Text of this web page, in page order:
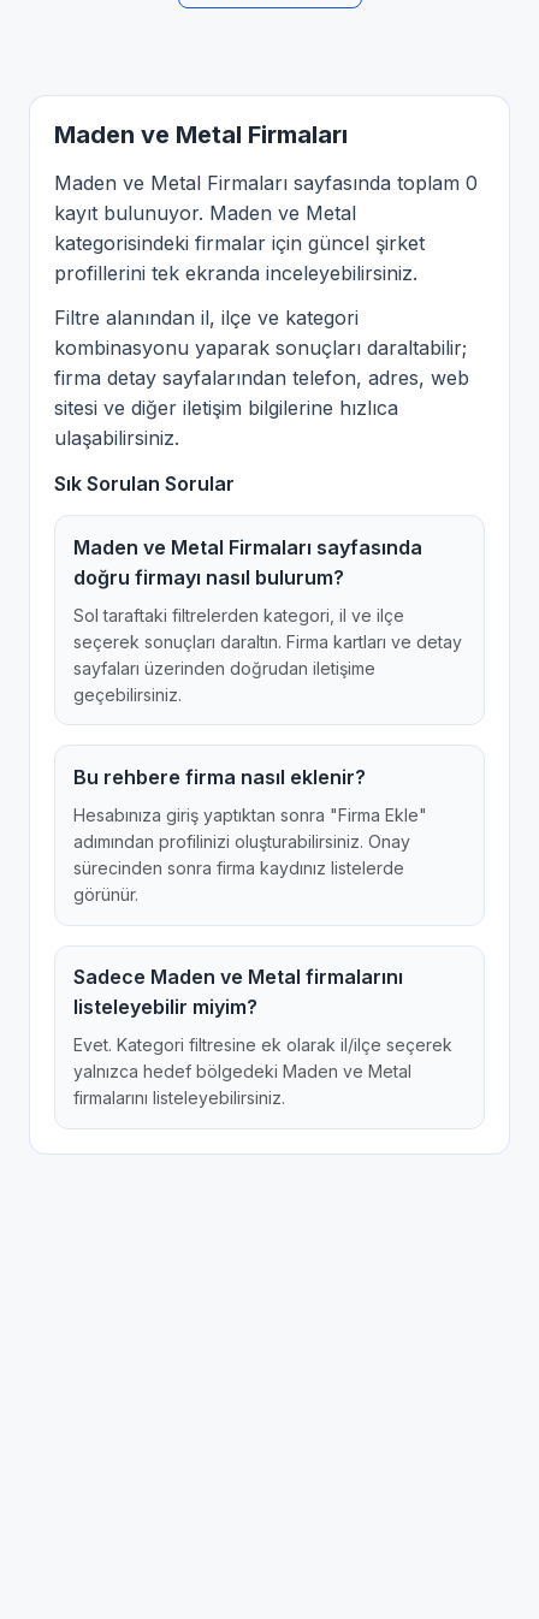
Maden ve Metal Firmaları
Maden ve Metal Firmaları sayfasında toplam 0
kayıt bulunuyor. Maden ve Metal
kategorisindeki firmalar için güncel şirket
profillerini tek ekranda inceleyebilirsiniz.
Filtre alanından il, ilçe ve kategori
kombinasyonu yaparak sonuçları daraltabilir;
firma detay sayfalarından telefon, adres, web
sitesi ve diğer iletişim bilgilerine hızlıca
ulaşabilirsiniz.
Sık Sorulan Sorular
Maden ve Metal Firmaları sayfasında
doğru firmayı nasıl bulurum?
Sol taraftaki filtrelerden kategori, il ve ilçe
seçerek sonuçları daraltın. Firma kartları ve detay
sayfaları üzerinden doğrudan iletişime
geçebilirsiniz.
Bu rehbere firma nasıl eklenir?
Hesabınıza giriş yaptıktan sonra "Firma Ekle"
adımından profilinizi oluşturabilirsiniz. Onay
sürecinden sonra firma kaydınız listelerde
görünür.
Sadece Maden ve Metal firmalarını
listeleyebilir miyim?
Evet. Kategori filtresine ek olarak il/ilçe seçerek
yalnızca hedef bölgedeki Maden ve Metal
firmalarını listeleyebilirsiniz.